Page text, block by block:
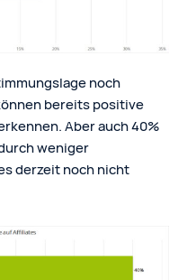
noch
bereits positive
Aber auch 40%
weniger
derzeit noch nicht